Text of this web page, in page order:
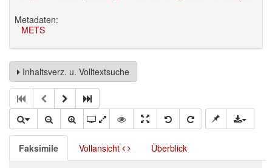
Metadaten:
METS
Inhaltsverz. u. Volltextsuche
Faksimile Vollansicht Überblick